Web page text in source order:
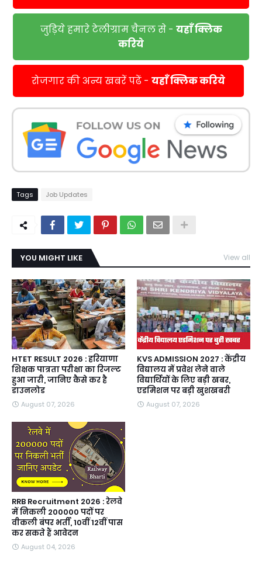
जुड़िये हमारे टेलीग्राम चैनल से - यहाँ क्लिक
करिये
रोजगार की अन्य खबरें पढें - यहाँ क्लिक करिये
Tags Job Updates
YOU MIGHT LIKE View all
HTET RESULT 2026 : हरियाणा
शिक्षक पात्रता परीक्षा का रिजल्ट
हुआ जारी, जानिए कैसे कर है
डाउनलोड
August 07, 2026
KVS ADMISSION 2027 : केंद्रीय
विद्यालय में प्रवेश लेने वाले
विद्यार्थियों के लिए बड़ी खबर,
एडमिशन पर बड़ी खुशखबरी
August 07, 2026
RRB Recruitment 2026 : रेलवे
में निकली 200000 पदों पर
वीकली बंपर भर्ती, 10वीं 12वीं पास
कर सकते हैं आवेदन
August 04, 2026